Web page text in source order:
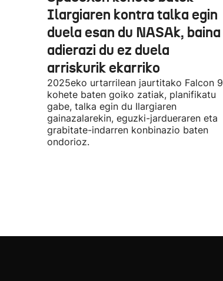
Ilargiaren kontra talka egin
duela esan du NASAk, baina
adierazi du ez duela
arriskurik ekarriko
2025eko urtarrilean jaurtitako Falcon 9
kohete baten goiko zatiak, planifikatu
gabe, talka egin du Ilargiaren
gainazalarekin, eguzki-jardueraren eta
grabitate-indarren konbinazio baten
ondorioz.